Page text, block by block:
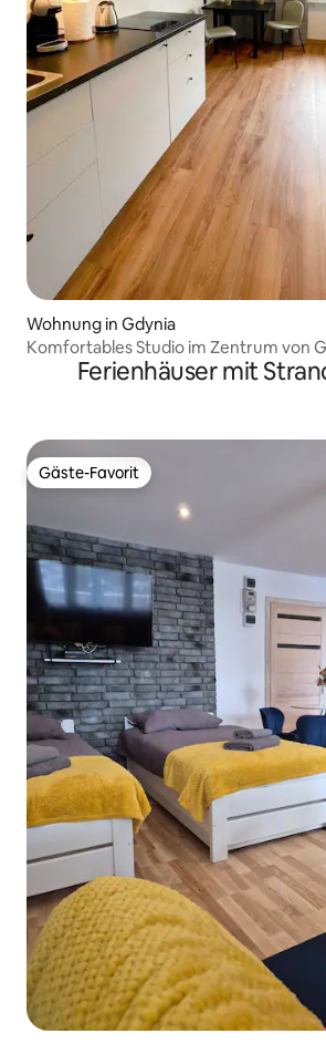
Wohnung in Gdynia
Komfortables Studio im Zentrum von
Ferienhäuser mit
Gäste-Favorit
Gäste-Favorit